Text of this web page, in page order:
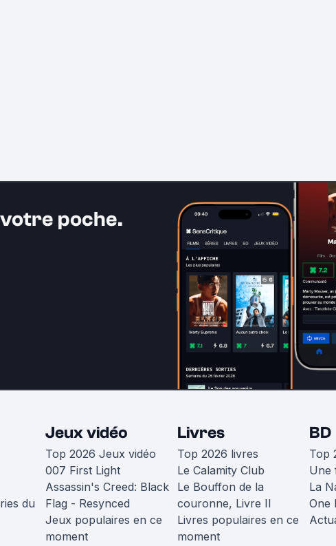
poche.
du
Jeux vidéo
Top 2026 Jeux vidéo
007 First Light
Assassin's Creed: Black
Flag - Resynced
Jeux populaires en ce
moment
Livres
Top 2026 livres
Le Calamity Club
Le Bouffon de la
couronne, Livre II
Livres populaires en ce
moment
BD
Top
Une
La
One